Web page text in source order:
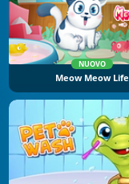
NUOVO
Meow Meow Life